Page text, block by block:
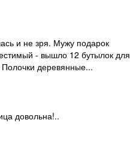
и не зря. Мужу подарок
- вышло 12 бутылок для
деревянные...
довольна!..